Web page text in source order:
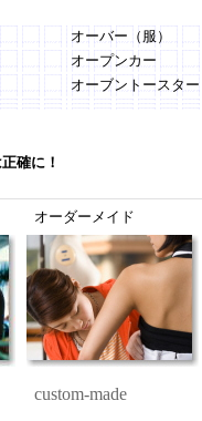
オーバー（服）
オープンカー
オーブントースター
確に！
オーダーメイド
custom-made